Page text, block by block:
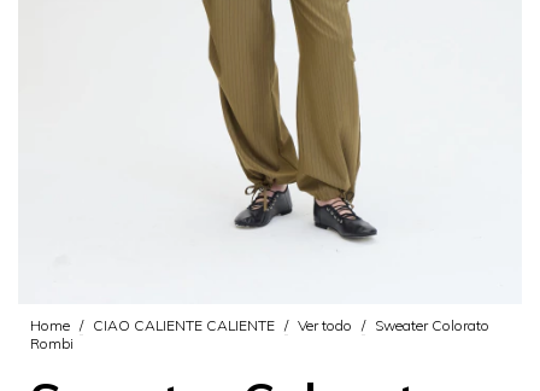
Home / CIAO CALIENTE CALIENTE / Ver todo / Sweater Colorato
Rombi